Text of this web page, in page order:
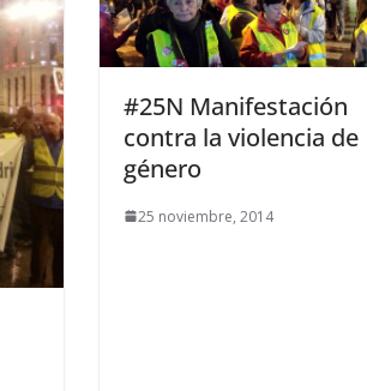
#25N Manifestación
contra la violencia de
género
25 noviembre, 2014